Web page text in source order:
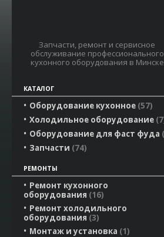
Запчасти, ремонт и сервисное
обслуживание профессионального
кухонного оборудования в Минске
КАТАЛОГ
Оборудование кухонное 57
Холодильное оборудование 7
Оборудование для фаст фуда
Запчасти 74
РЕМОНТЫ
Ремонт кухонного
оборудования 16
Ремонт холодильного
оборудования 3
Монтаж и установка 1